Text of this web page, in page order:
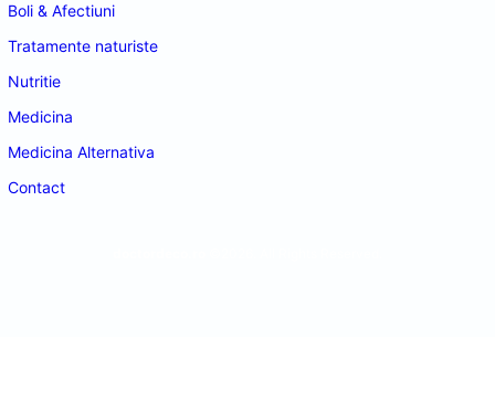
Boli & Afectiuni
Tratamente naturiste
Nutritie
Medicina
Medicina Alternativa
Contact